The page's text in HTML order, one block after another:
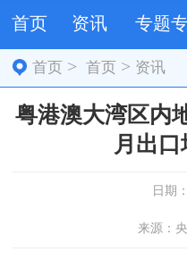
首页 资讯 专题
首页 >首页 > 资讯
粤港澳大湾区内
月出
日期
来源：